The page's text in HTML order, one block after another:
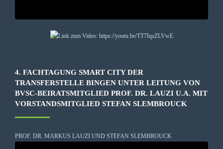
4. FACHTAGUNG SMART CITY DER
TRANSFERSTELLE BINGEN UNTER LEITUNG VON
BVSC-BEIRATSMITGLIED PROF. DR. LAUZI U.A. MIT
VORSTANDSMITGLIED STEFAN SLEMBROUCK
PROF. DR. MARKUS LAUZI UND STEFAN SLEMBROUCK